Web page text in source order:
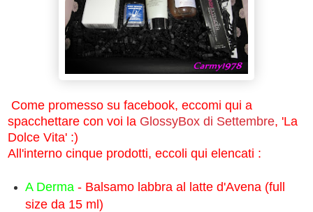
Come promesso su facebook, eccomi qui a
spacchettare con voi la GlossyBox di Settembre, 'La
Dolce Vita' :)
All'interno cinque prodotti, eccoli qui elencati :
A Derma- Balsamo labbra al latte d'Avena (full
size da 15 ml)